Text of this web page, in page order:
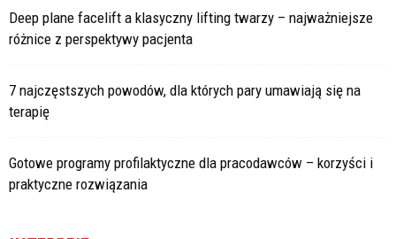
Deep plane facelift a klasyczny lifting twarzy – najważniejsze
różnice z perspektywy pacjenta
7 najczęstszych powodów, dla których pary umawiają się na
terapię
Gotowe programy profilaktyczne dla pracodawców – korzyści i
praktyczne rozwiązania